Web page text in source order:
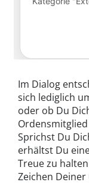
Im Dialog
sich lediglich
oder ob Du
Sprichst Du
erhältst Du
Treue zu
Zeichen